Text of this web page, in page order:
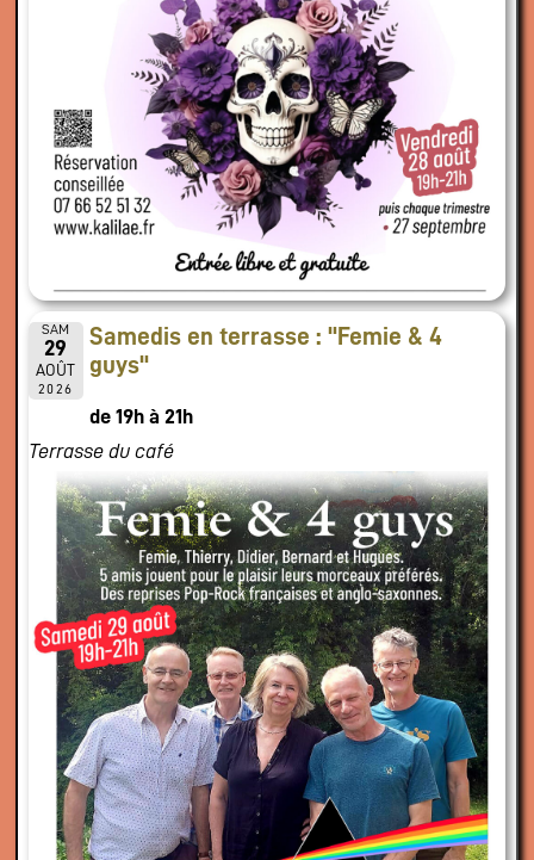
SAM
29
AOÛT
2026
Samedis en terrasse : "Femie & 4
guys"
de 19h à 21h
Terrasse du café